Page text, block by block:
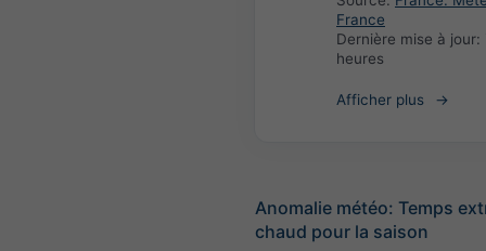
France
Dernière mise à jour:
heures
Afficher plus
Anomalie météo: Temps
chaud pour la saison